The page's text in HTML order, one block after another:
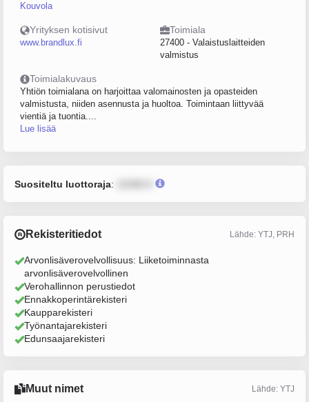
Kouvola
Yrityksen kotisivut
www.brandlux.fi
Toimiala
27400 - Valaistuslaitteiden
valmistus
Toimialakuvaus
Yhtiön toimialana on harjoittaa valomainosten ja opasteiden
valmistusta, niiden asennusta ja huoltoa. Toimintaan liittyvää
vientiä ja tuontia....
Lue lisää
Suositeltu luottoraja:
Rekisteritiedot Lähde: YTJ, PRH
Arvonlisäverovelvollisuus: Liiketoiminnasta
arvonlisäverovelvollinen
Verohallinnon perustiedot
Ennakkoperintärekisteri
Kaupparekisteri
Työnantajarekisteri
Edunsaajarekisteri
Muut nimet Lähde: YTJ